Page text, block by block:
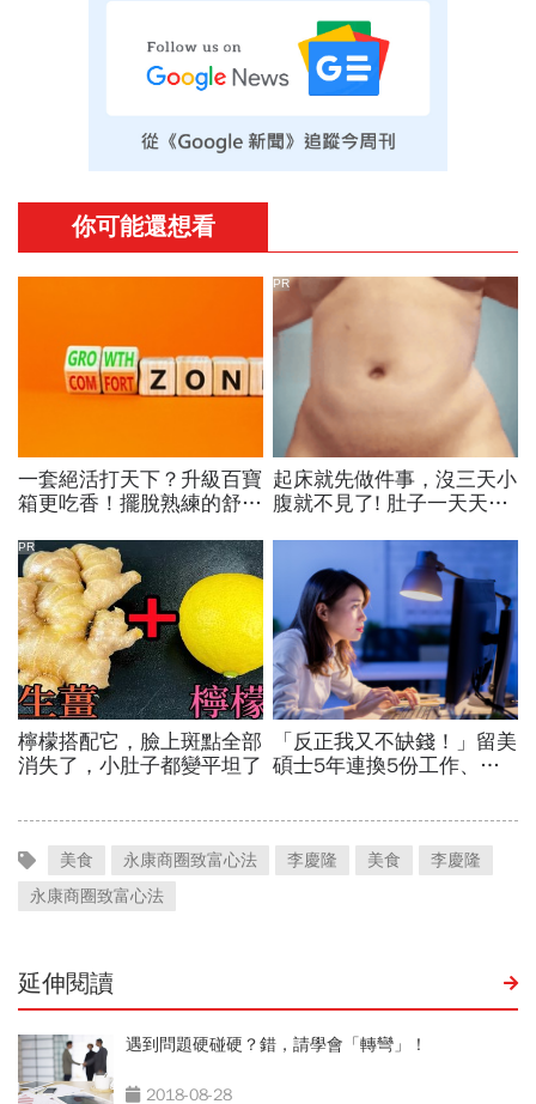
美食 永康商圈致富心法 李慶隆 美食
李慶隆
永康商圈致富心法
延伸閱讀
遇到問題硬碰硬？錯，請學會「轉彎」！
2018-08-28